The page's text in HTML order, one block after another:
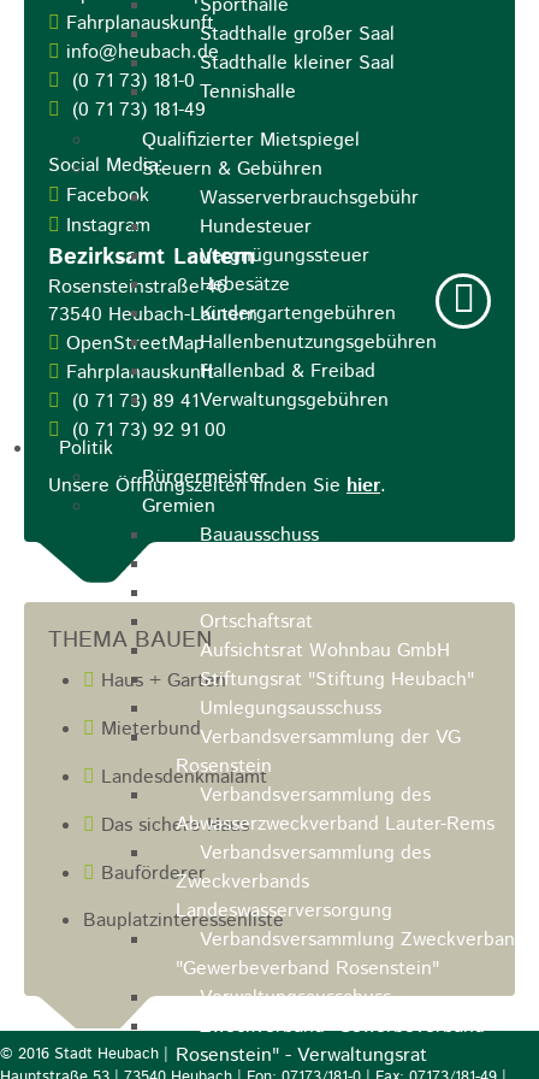
Stadthalle großer Saal
Stadthalle kleiner Saal
Tennishalle
Qualifizierter Mietspiegel
Steuern & Gebühren
Wasserverbrauchsgebühr
Hundesteuer
Vergnügungssteuer
Hebesätze
Kindergartengebühren
Hallenbenutzungsgebühren
Hallenbad & Freibad
Verwaltungsgebühren
Politik
Bürgermeister
Gremien
Bauausschuss
Ortschaftsrat
Aufsichtsrat Wohnbau GmbH
Stiftungsrat "Stiftung Heubach"
Umlegungsausschuss
Verbandsversammlung der VG
Rosenstein
Verbandsversammlung des
Abwasserzweckverband Lauter-Rems
Verbandsversammlung des
Zweckverbands
Landeswasserversorgung
Verbandsversammlung Zweckverband
"Gewerbeverband Rosenstein"
Verwaltungsausschuss
Zweckverband "Gewerbeverband
Rosenstein" - Verwaltungsrat
Fahrplanauskunft
info@heubach.de
(0 71 73) 181-0
(0 71 73) 181-49
Social Media:
Facebook
Instagram
Bezirksamt Lautern
Rosensteinstraße 46
73540 Heubach-Lautern
OpenStreetMap
Fahrplanauskunft
(0 71 73) 89 41
(0 71 73) 92 91 00
Unsere Öffnungszeiten finden Sie hier.
THEMA BAUEN
Haus + Garten
Mieterbund
Landesdenkmalamt
Das sichere Haus
Bauförderer
Bauplatzinteressenliste
© 2016 Stadt Heubach |